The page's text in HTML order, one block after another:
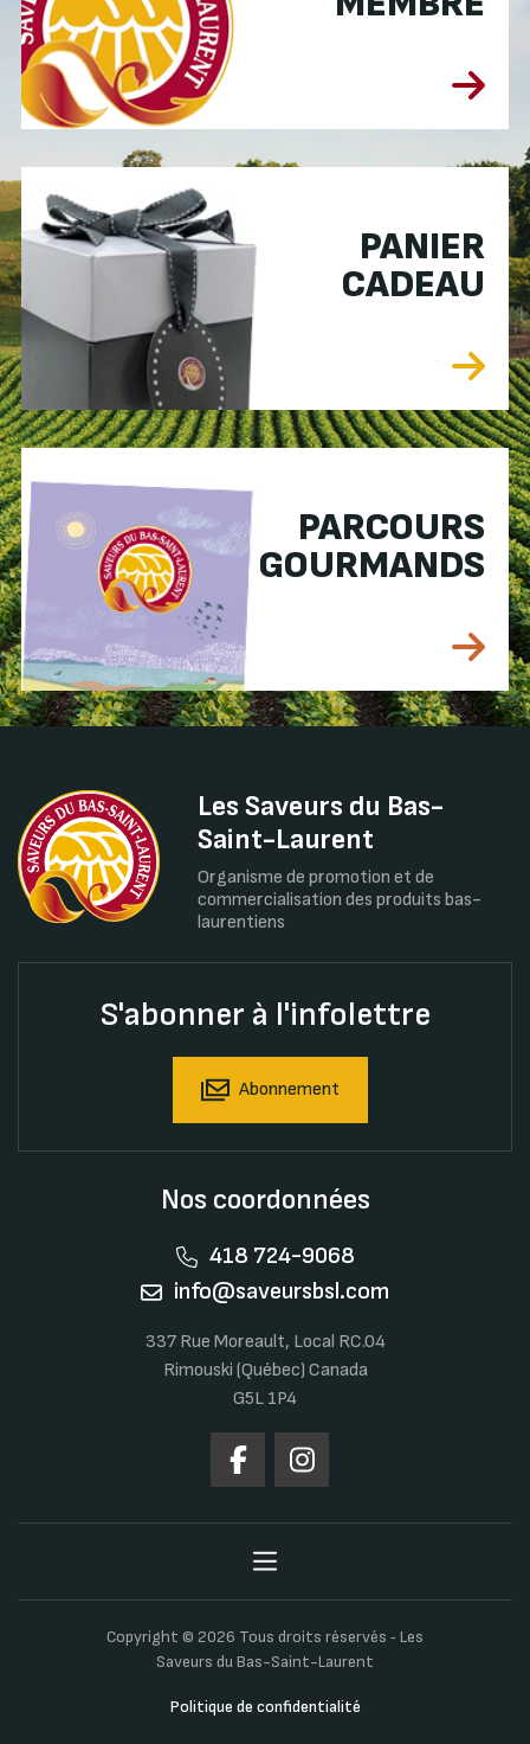
PANIER
CADEAU
PARCOURS
GOURMANDS
Les Saveurs du Bas-
Saint-Laurent
Organisme de promotion et de
commercialisation des produits bas-
laurentiens
S'abonner à l'infolettre
Abonnement
Nos coordonnées
418 724-9068
info@saveursbsl.com
337 Rue Moreault, Local RC.04
Rimouski (Québec) Canada
G5L 1P4
Copyright © 2026 Tous droits réservés ‐ Les
Saveurs du Bas-Saint-Laurent
Politique de confidentialité